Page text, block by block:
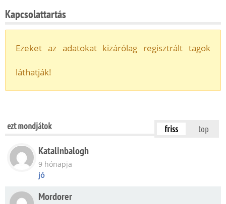
Kapcsolattartás
Ezeket az adatokat kizárólag regisztrált tagok
láthatják!
ezt mondjátok friss top
Katalinbalogh
9 hónapja
jó
Mordorer